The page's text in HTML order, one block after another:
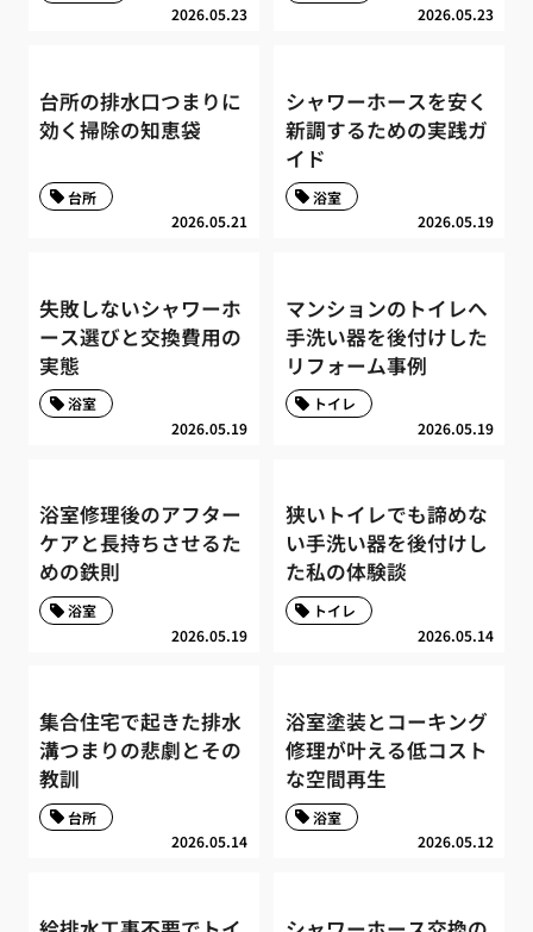
2026.05.23 2026.05.23
台所の排水口つまりに
効く掃除の知恵袋
2026.05.21
台所
シャワーホースを安く
新調するための実践ガ
イド
2026.05.19
浴室
失敗しないシャワーホ
ース選びと交換費用の
実態
2026.05.19
浴室
マンションのトイレへ
手洗い器を後付けした
リフォーム事例
2026.05.19
トイレ
浴室修理後のアフター
ケアと長持ちさせるた
めの鉄則
2026.05.19
浴室
狭いトイレでも諦めな
い手洗い器を後付けし
た私の体験談
2026.05.14
トイレ
集合住宅で起きた排水
溝つまりの悲劇とその
教訓
2026.05.14
台所
浴室塗装とコーキング
修理が叶える低コスト
な空間再生
2026.05.12
浴室